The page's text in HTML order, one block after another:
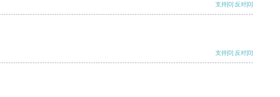
支持[0] 反对[0]
支持[0] 反对[0]